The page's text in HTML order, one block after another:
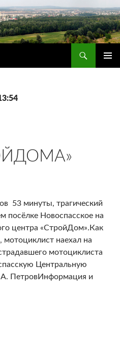
53 минуты, трагический
посёлке Новоспасское на
центра «СтройДом».Как
наехал на
мотоциклиста
Центральную
А. ПетровИнформация и